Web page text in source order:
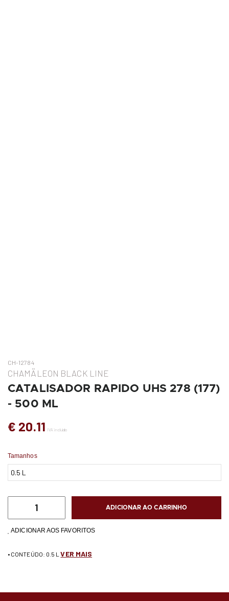
CH-12784
CHAMÄLEON BLACK LINE
CATALISADOR RAPIDO UHS 278 (177)
- 500 ML
€ 20.11 IVA incluído
Tamanhos
ADICIONAR AO CARRINHO
ADICIONAR AOS FAVORITOS
• CONTEÚDO: 0.5 LVER MAIS